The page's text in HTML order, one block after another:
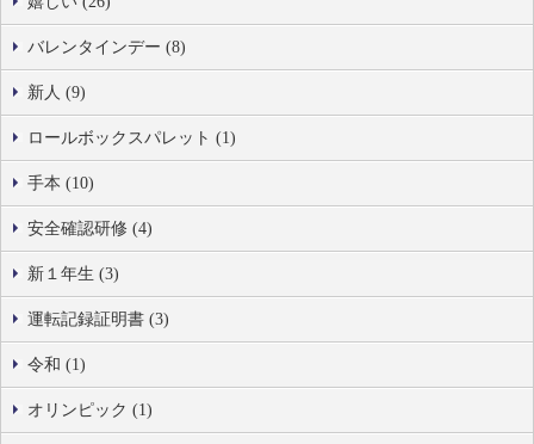
バレンタインデー (8)
新人 (9)
ロールボックスパレット (1)
手本 (10)
安全確認研修 (4)
新１年生 (3)
運転記録証明書 (3)
令和 (1)
オリンピック (1)